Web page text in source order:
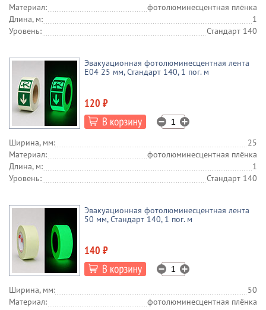
Материал:
фотолюминесцентная плёнка
Длина, м:
1
Уровень:
Стандарт 140
Эвакуационная фотолюминесцентная лента
E04 25 мм, Стандарт 140, 1 пог. м
120 ₽
Ширина, мм:
25
Материал:
фотолюминесцентная плёнка
Длина, м:
1
Уровень:
Стандарт 140
Эвакуационная фотолюминесцентная лента
50 мм, Стандарт 140, 1 пог. м
140 ₽
Ширина, мм:
50
Материал:
фотолюминесцентная плёнка